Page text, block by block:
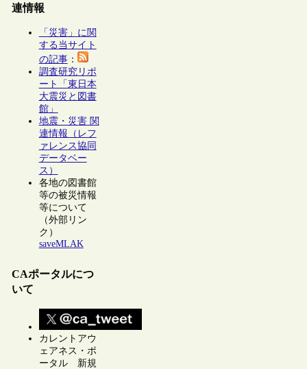
連情報
「災害」に関
する当サイト
の記事：
調査研究リポ
ート「東日本
大震災と図書
館」
地震・災害 関
連情報（レフ
ァレンス協同
データベー
ス）
各地の図書館
等の被災情報
等について
（外部リン
ク）
saveMLAK
CAポータルにつ
いて
カレントアウ
ェアネス・ポ
ータル 新規